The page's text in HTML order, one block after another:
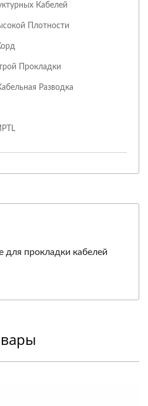
Кабелей
Плотности
Прокладки
Разводка
для прокладки кабелей